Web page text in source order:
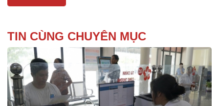
TIN CÙNG CHUYÊN MỤC